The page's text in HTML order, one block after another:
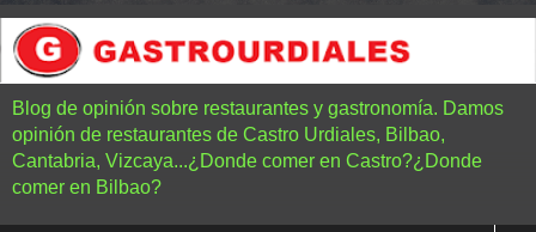
Blog de opinión sobre restaurantes y gastronomía. Damos
opinión de restaurantes de Castro Urdiales, Bilbao,
Cantabria, Vizcaya...¿Donde comer en Castro?¿Donde
comer en Bilbao?